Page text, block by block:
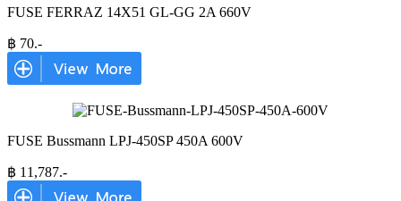
FUSE FERRAZ 14X51 GL-GG 2A 660V
฿ 70.-
FUSE Bussmann LPJ-450SP 450A 600V
฿ 11,787.-